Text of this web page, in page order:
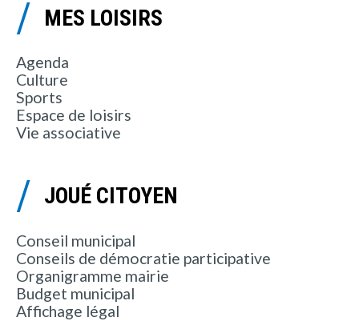
MES LOISIRS
Agenda
Culture
Sports
Espace de loisirs
Vie associative
JOUÉ CITOYEN
Conseil municipal
Conseils de démocratie participative
Organigramme mairie
Budget municipal
Affichage légal